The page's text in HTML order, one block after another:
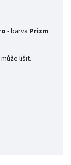
- barva Prizm
lišit.